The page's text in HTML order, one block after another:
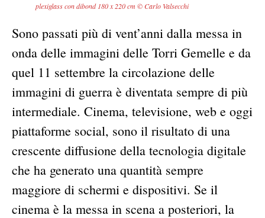
plexiglass con dibond 180 x 220 cm © Carlo Valsecchi
Sono passati più di vent’anni dalla messa in
onda delle immagini delle Torri Gemelle e da
quel 11 settembre la circolazione delle
immagini di guerra è diventata sempre di più
intermediale. Cinema, televisione, web e oggi
piattaforme social, sono il risultato di una
crescente diffusione della tecnologia digitale
che ha generato una quantità sempre
maggiore di schermi e dispositivi. Se il
cinema è la messa in scena a posteriori, la